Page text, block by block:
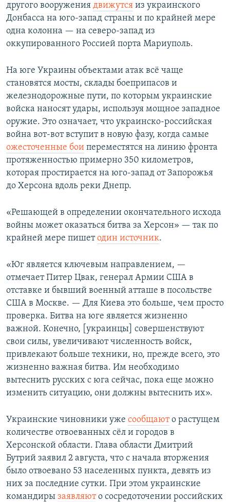
другого вооружения движутся из украинского
Донбасса на юго-запад страны и по крайней мере
одна колонна — на северо-запад из
оккупированного Россией порта Мариуполь.
На юге Украины объектами атак всё чаще
становятся мосты, склады боеприпасов и
железнодорожные пути, по которым украинские
войска наносят удары, используя мощное западное
оружие. Это означает, что украинско-российская
война вот-вот вступит в новую фазу, когда самые
ожесточенные бои переместятся на линию фронта
протяженностью примерно 350 километров,
которая простирается на юго-запад от Запорожья
до Херсона вдоль реки Днепр.
«Решающей в определении окончательного исхода
войны может оказаться битва за Херсон» — так по
крайней мере пишетодин источник.
«Юг является ключевым направлением, —
отмечает Питер Цвак, генерал Армии США в
отставке и бывший военный атташе в посольстве
США в Москве. — Для Киева это больше, чем просто
проверка. Битва на юге является жизненно
важной. Конечно, [украинцы] совершенствуют
свои силы, увеличивают численность войск,
привлекают больше техники, но, прежде всего, это
жизненно важная битва. Им необходимо
вытеснить русских с юга сейчас, пока еще можно
изменить ситуацию, они должны вытеснить их».
Украинские чиновники уже сообщаюто растущем
количестве отвоеванных сёл и городов в
Херсонской области. Глава области Дмитрий
Бутрий заявил 2 августа, что с начала вторжения
было отвоевано 53 населенных пункта, девять из
них за последние сутки. При этом украинские
командиры заявляюто сосредоточении российских